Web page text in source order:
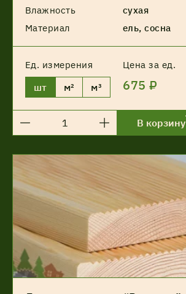
Влажность
сухая
Материал
ель, сосна
Ед. измерения Цена за ед.
шт м² м³ 675 ₽
В корзину